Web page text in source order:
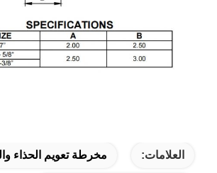
مخرطة تعويم الحذاء والياقة العائمة